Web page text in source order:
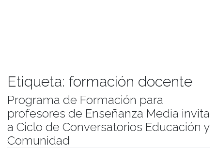
Etiqueta: formación docente
Programa de Formación para
profesores de Enseñanza Media invita
a Ciclo de Conversatorios Educación y
Comunidad